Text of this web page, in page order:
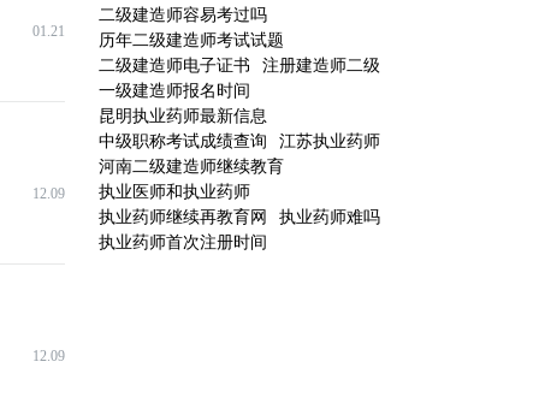
01.21
12.09
12.09
二级建造师容易考过吗
历年二级建造师考试试题
二级建造师电子证书
注册建造师二级
一级建造师报名时间
昆明执业药师最新信息
中级职称考试成绩查询
江苏执业药师
河南二级建造师继续教育
执业医师和执业药师
执业药师继续再教育网
执业药师难吗
执业药师首次注册时间